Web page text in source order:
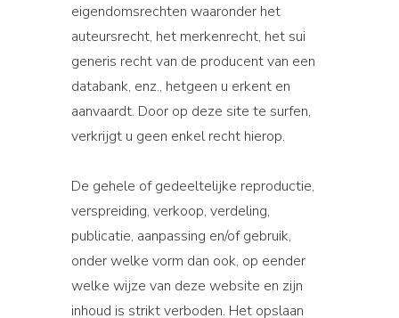
eigendomsrechten waaronder het
auteursrecht, het merkenrecht, het sui
generis recht van de producent van een
databank, enz., hetgeen u erkent en
aanvaardt. Door op deze site te surfen,
verkrijgt u geen enkel recht hierop.
De gehele of gedeeltelijke reproductie,
verspreiding, verkoop, verdeling,
publicatie, aanpassing en/of gebruik,
onder welke vorm dan ook, op eender
welke wijze van deze website en zijn
inhoud is strikt verboden. Het opslaan